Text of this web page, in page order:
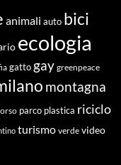
animali auto bici
ecologia
gatto gay greenpeace
montagna
orso parco plastica riciclo
turismo verde video